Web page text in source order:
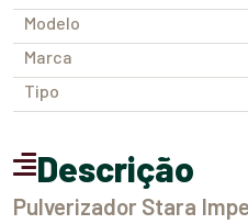
Modelo
Marca
Tipo
Descrição
Pulverizador Stara